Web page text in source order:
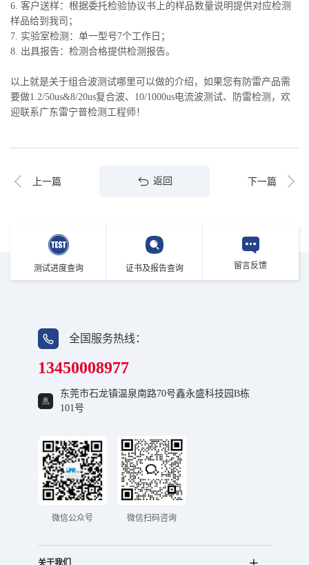
6. 客户送样：根据委托检验协议书上的样品数量说明提供对应检测
样品给到我司；
7. 实验室检测：单一型号7个工作日；
8. 出具报告：检测合格提供检测报告。
以上就是关于组合波测试哪里可以做的介绍，如果您有防雷产品需
要做1.2/50us&8/20us复合波、10/1000us电流波测试、防雷检测，欢
迎联系广东雷宁普检测工程师！
上一篇 返回 下一篇
测试进度查询 证书及报告查询 留言反馈
全国服务热线：
13450008977
东莞市石龙镇温泉南路70号鑫永盛科技园B栋
101号
微信公众号 微信扫码咨询
关于我们